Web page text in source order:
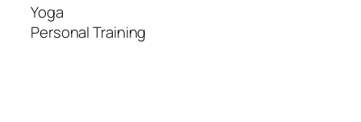
Yoga
Personal Training